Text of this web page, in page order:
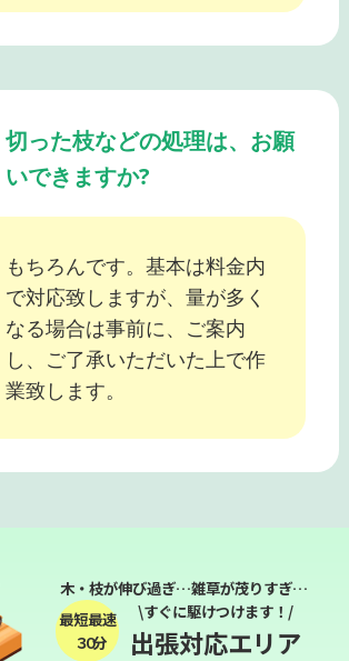
切った枝などの処理は、お願
いできますか?
もちろんです。基本は料金内
で対応致しますが、量が多く
なる場合は事前に、ご案内
し、ご了承いただいた上で作
業致します。
木・枝が伸び過ぎ…雑草が茂りすぎ…
最短最速
３０分
\すぐに駆けつけます！/
出張対応エリア